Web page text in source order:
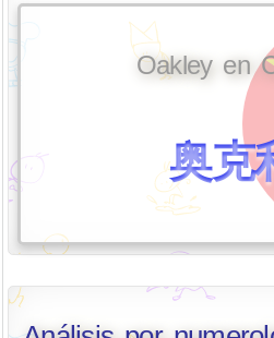
Oakley en
奥克